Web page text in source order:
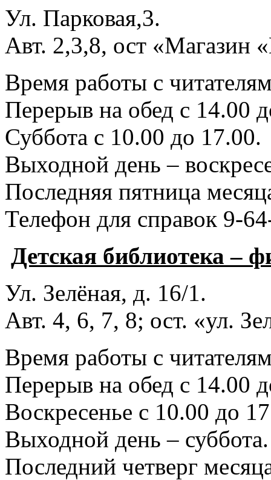
Ул. Парковая,3.
Авт. 2,3,8, ост «Магазин
Время работы с
Перерыв на обед с 14.00
Суббота с 10.00 до 17.00.
Выходной день –
Последняя пятница
Телефон для справок 9-
Детская библиотека –
Ул. Зелёная, д. 16/1.
Авт. 4, 6, 7, 8; ост. «ул.
Время работы с
Перерыв на обед с 14.00
Воскресенье с 10.00 до
Выходной день – суббота.
Последний четверг